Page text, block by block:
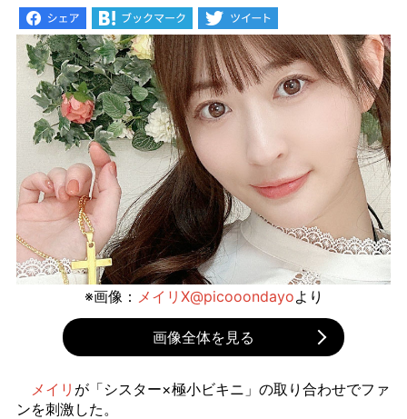
※画像： メイリX@picooondayoより
画像全体を見る
メイリ が「シスター×極小ビキニ」の取り合わせでファ
ンを刺激した。